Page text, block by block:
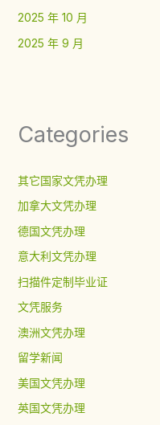
2025 年 10 月
2025 年 9 月
Categories
其它国家文凭办理
加拿大文凭办理
德国文凭办理
意大利文凭办理
扫描件定制毕业证
文凭服务
澳洲文凭办理
留学新闻
美国文凭办理
英国文凭办理